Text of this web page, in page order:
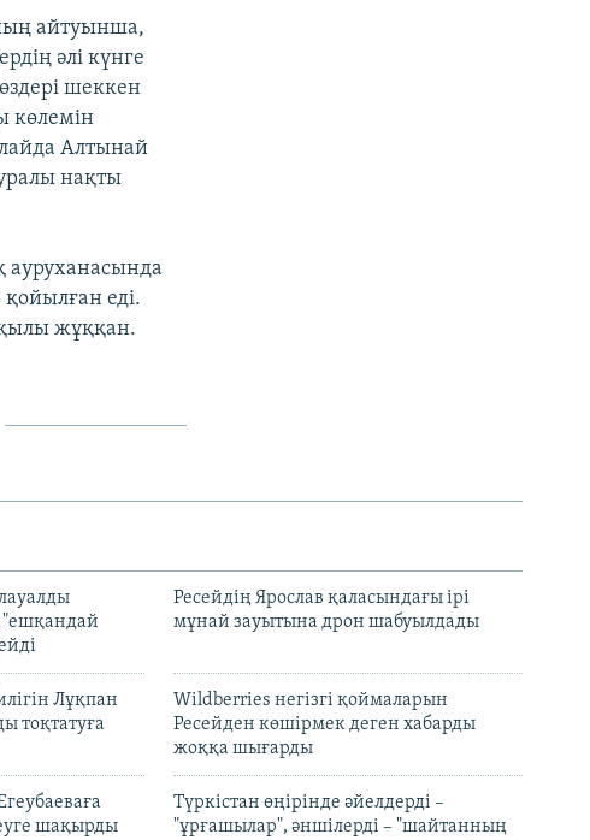
айтуынша,
әлі күнге
шеккен
көлемін
Алтынай
нақты
еді.
жұққан.
"ешқандай
Ресейдің Ярослав қаласындағы ірі
мұнай зауытына дрон шабуылдады
Лұқпан
тоқтатуға
Wildberries негізгі қоймаларын
Ресейден көшірмек деген хабарды
жоққа шығарды
шақырды
Түркістан өңірінде әйелдерді –
"ұрғашылар", әншілерді – "шайтанның